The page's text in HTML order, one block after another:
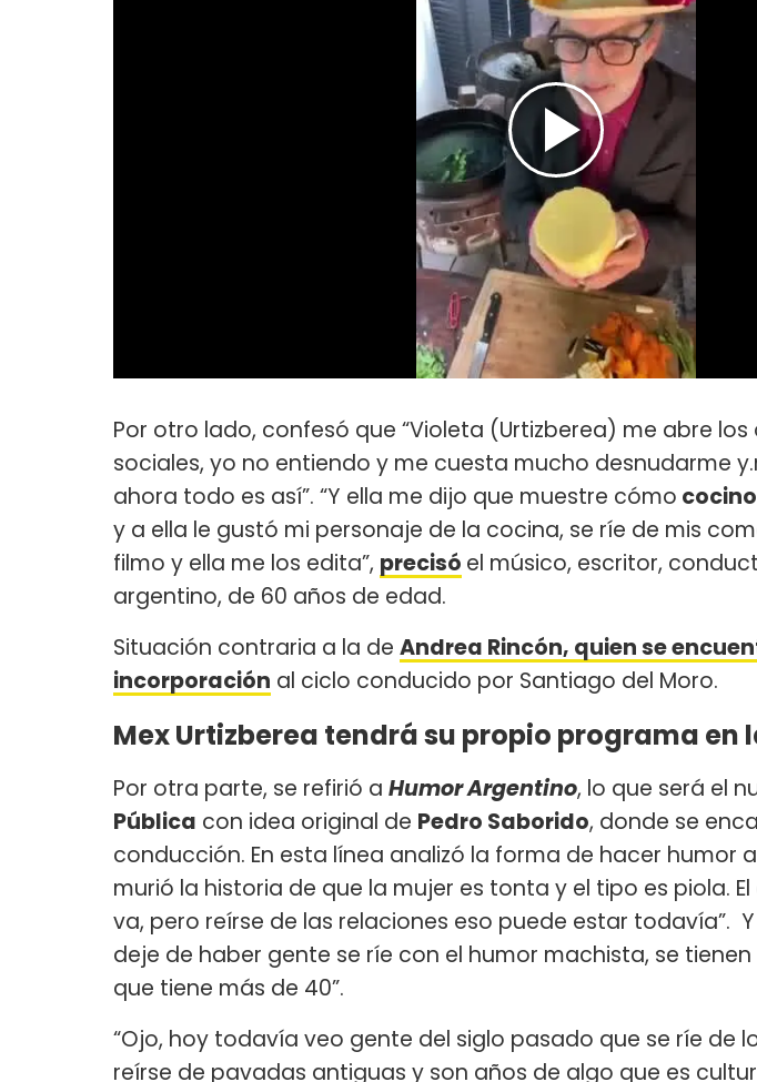
Por otro lado, confesó que “Violeta (Urtizberea) me abre
sociales, yo no entiendo y me cuesta mucho desnudarme
ahora todo es así”. “Y ella me dijo que muestre cómo
y a ella le gustó mi personaje de la cocina, se ríe de mis
filmo y ella me los edita”, precisó el músico, escritor,
argentino, de 60 años de edad.
Situación contraria a la de Andrea Rincón, quien se
incorporación al ciclo conducido por Santiago del Moro.
Mex Urtizberea tendrá su propio programa en
Por otra parte, se refirió a Humor Argentino, lo que será el
Pública con idea original de Pedro Saborido, donde se
conducción. En esta línea analizó la forma de hacer humor
murió la historia de que la mujer es tonta y el tipo es piola.
va, pero reírse de las relaciones eso puede estar todavía”.
deje de haber gente se ríe con el humor machista, se
que tiene más de 40”.
“Ojo, hoy todavía veo gente del siglo pasado que se ríe de
reírse de pavadas antiguas y son años de algo que es